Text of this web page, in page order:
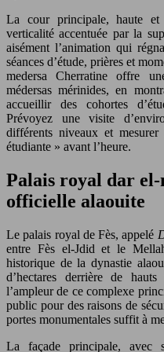
La cour principale, haute et
verticalité accentuée par la
aisément l’animation qui
séances d’étude, prières et
medersa Cherratine offre
médersas mérinides, en
accueillir des cohortes
Prévoyez une visite
différents niveaux et
étudiante » avant l’heure.
Palais royal dar el-
officielle alaouite
Le palais royal de Fès, appelé
entre Fès el-Jdid et le
historique de la dynastie
d’hectares derrière de
l’ampleur de ce complexe
public pour des raisons de
portes monumentales suffit à
La façade principale, avec